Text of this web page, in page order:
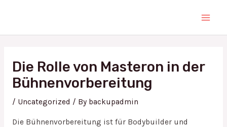
content
Die Rolle von Masteron in der
Bühnenvorbereitung
/ Uncategorized / By backupadmin
Die Bühnenvorbereitung ist für Bodybuilder und